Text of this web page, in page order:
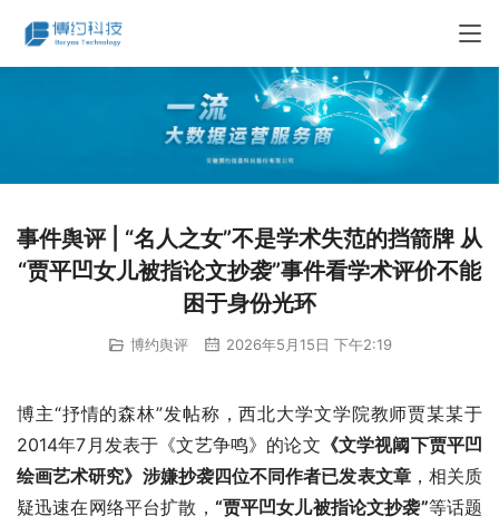
事件舆评 | “名人之女”不是学术失范的挡箭牌 从
“贾平凹女儿被指论文抄袭”事件看学术评价不能
困于身份光环
博约舆评 2026年5月15日 下午2:19
博主“抒情的森林”发帖称，西北大学文学院教师贾某某于
2014年7月发表于《文艺争鸣》的论文 《文学视阈下贾平凹
绘画艺术研究》涉嫌抄袭四位不同作者已发表文章，相关质
疑迅速在网络平台扩散， “贾平凹女儿被指论文抄袭”等话题